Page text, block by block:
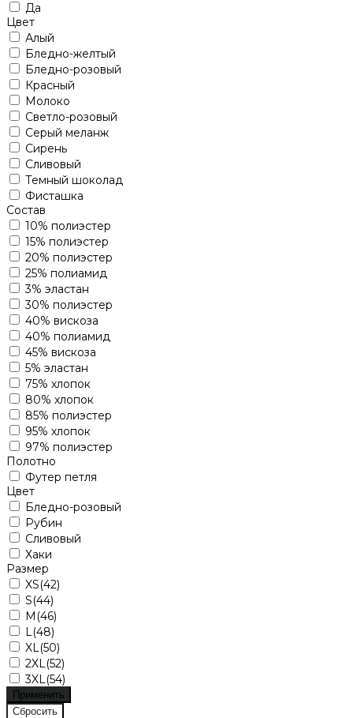
Да
Цвет
Алый
Бледно-желтый
Бледно-розовый
Красный
Молоко
Светло-розовый
Серый меланж
Сирень
Сливовый
Темный шоколад
Фисташка
Состав
10% полиэстер
15% полиэстер
20% полиэстер
25% полиамид
3% эластан
30% полиэстер
40% вискоза
40% полиамид
45% вискоза
5% эластан
75% хлопок
80% хлопок
85% полиэстер
95% хлопок
97% полиэстер
Полотно
Футер петля
Цвет
Бледно-розовый
Рубин
Сливовый
Хаки
Размер
XS(42)
S(44)
M(46)
L(48)
XL(50)
2XL(52)
3XL(54)